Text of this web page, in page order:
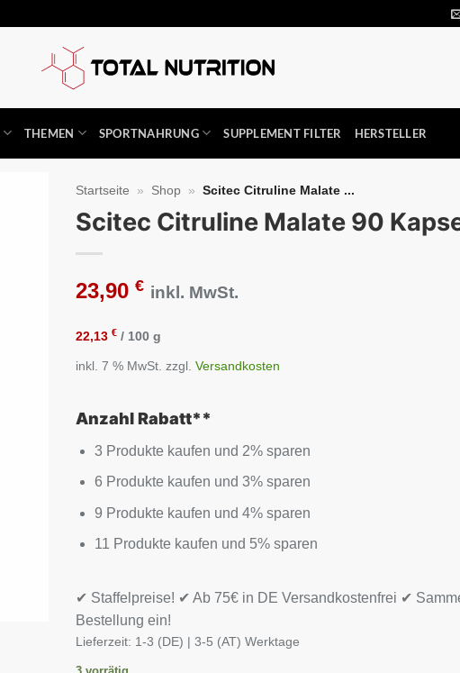
THEMEN SPORTNAHRUNG SUPPLEMENT FILTER HERSTELLER
Startseite » Shop » Scitec Citruline Malate ...
Scitec Citruline Malate 90
23,90€ inkl. MwSt.
22,13€ / 100 g
inkl. 7 % MwSt. zzgl.Versandkosten
Anzahl Rabatt**
3 Produkte kaufen und 2% sparen
6 Produkte kaufen und 3% sparen
9 Produkte kaufen und 4% sparen
11 Produkte kaufen und 5% sparen
✔ Staffelpreise! ✔ Ab 75€ in DE Versandkostenfrei ✔
Bestellung ein!
Lieferzeit: 1-3 (DE) | 3-5 (AT) Werktage